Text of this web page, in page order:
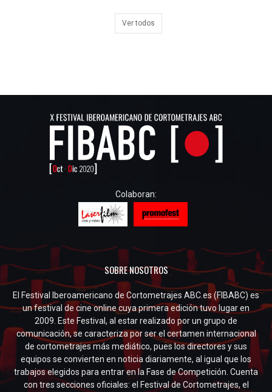
Ver todos
Colaboran:
SOBRE NOSOTROS
El Festival Iberoamericano de Cortometrajes ABC.es (FIBABC) es
un festival de cine online cuya primera edición tuvo lugar en
2009. Este Festival, al estar realizado por un grupo de
comunicación, se caracteriza por ser el certamen internacional
de cortometrajes más mediático, pues los directores y sus
equipos se convierten en noticia diariamente, al igual que los
trabajos elegidos para entrar en la Fase de Competición. Cuenta
con tres secciones oficiales: el Festival de Cortometrajes, el